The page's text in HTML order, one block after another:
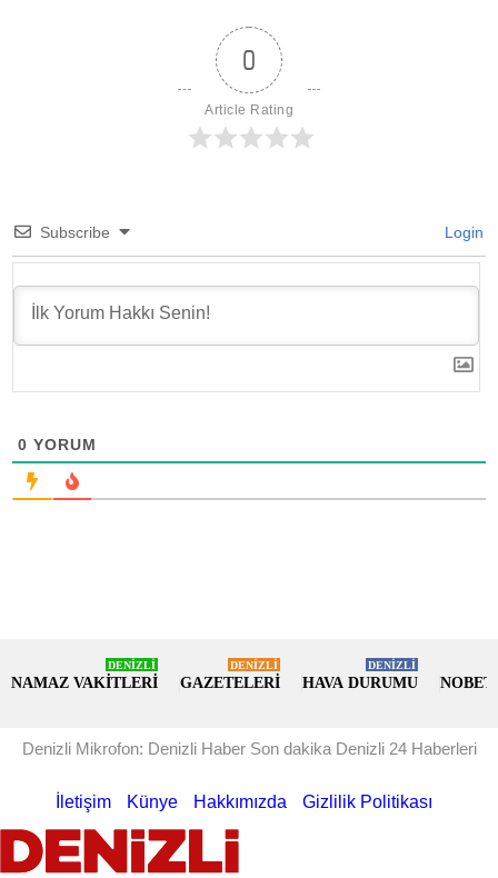
0
Article Rating
Subscribe Login
0 YORUM
NAMAZ VAKİTLERİ
DENİZLİ
GAZETELERİ
DENİZLİ
HAVA DURUMU
DENİZLİ
Denizli Mikrofon: Denizli Haber Son dakika Denizli 24 Haberleri
İletişim Künye Hakkımızda Gizlilik Politikası